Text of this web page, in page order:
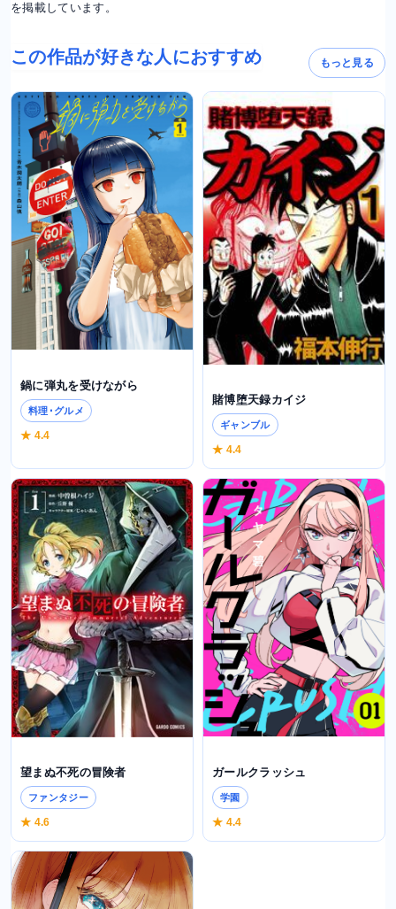
を掲載しています。
この作品が好きな人におすすめ もっと見る
鍋に弾丸を受けながら
料理･グルメ
★ 4.4
賭博堕天録カイジ
ギャンブル
★ 4.4
望まぬ不死の冒険者
ファンタジー
★ 4.6
ガールクラッシュ
学園
★ 4.4